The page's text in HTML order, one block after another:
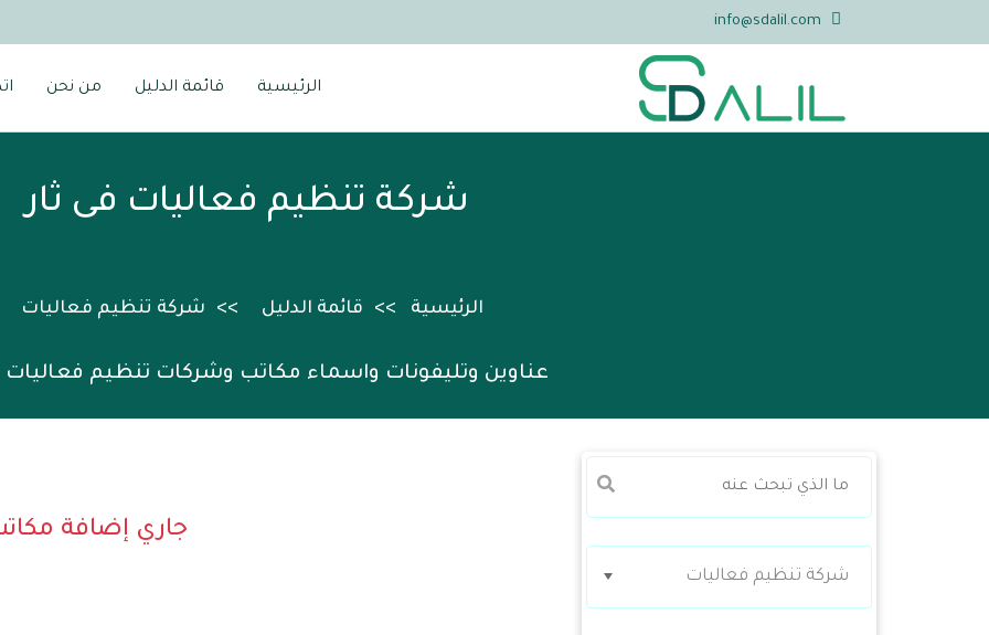
info@sdalil.com
الرئيسية قائمة الدليل من نحن
شركة تنظيم فعاليات فى ثار
الرئيسية قائمة الدليل شركة تنظيم فعاليات
عناوين وتليفونات واسماء مكاتب وشركات تنظيم فعاليات
شركة تنظيم فعاليات
جاري إضافة